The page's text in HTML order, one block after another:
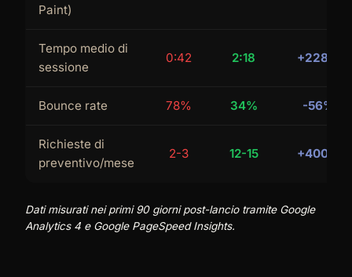
Paint)
Tempo medio di
sessione
0:42 2:18 +228%
Bounce rate 78% 34% -56%
Richieste di
preventivo/mese
2-3 12-15 +400%
Dati misurati nei primi 90 giorni post-lancio tramite Google
Analytics 4 e Google PageSpeed Insights.